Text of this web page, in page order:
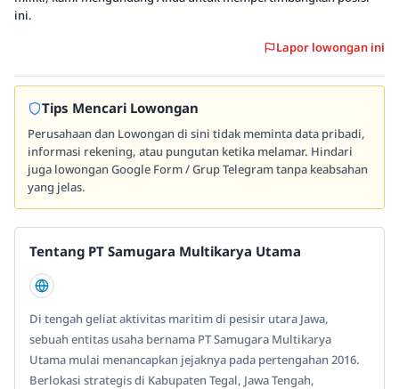
ini.
Lapor lowongan ini
Tips Mencari Lowongan
Perusahaan dan Lowongan di sini tidak meminta data pribadi,
informasi rekening, atau pungutan ketika melamar. Hindari
juga lowongan Google Form / Grup Telegram tanpa keabsahan
yang jelas.
Tentang PT Samugara Multikarya Utama
Di tengah geliat aktivitas maritim di pesisir utara Jawa,
sebuah entitas usaha bernama PT Samugara Multikarya
Utama mulai menancapkan jejaknya pada pertengahan 2016.
Berlokasi strategis di Kabupaten Tegal, Jawa Tengah,